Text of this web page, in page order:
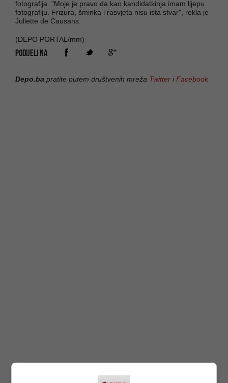
fotografija. "Moje je pravo da kao kandidatkinja imam lijepu
fotografiju. Frizura, šminka i rasvjeta nisu ista stvar", rekla je
Juliette de Causans.
(DEPO PORTAL/mm)
PODIJELI NA
Depo.ba pratite putem društvenih mreža Twitter iFacebook